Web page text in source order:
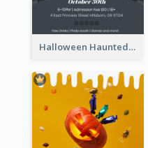
Halloween Haunted House Party Poster